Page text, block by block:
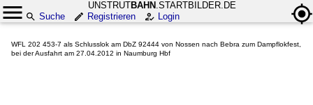
UNSTRUTBAHN .STARTBILDER.DE
Suche
Registrieren Login
WFL 202 453-7 als Schlusslok am DbZ 92444 von Nossen nach Bebra zum Dampflokfest,
bei der Ausfahrt am 27.04.2012 in Naumburg Hbf